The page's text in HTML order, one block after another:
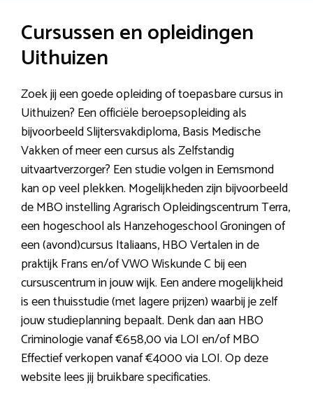
Cursussen en opleidingen
Uithuizen
Zoek jij een goede opleiding of toepasbare cursus in
Uithuizen? Een officiële beroepsopleiding als
bijvoorbeeld Slijtersvakdiploma, Basis Medische
Vakken of meer een cursus als Zelfstandig
uitvaartverzorger? Een studie volgen in Eemsmond
kan op veel plekken. Mogelijkheden zijn bijvoorbeeld
de MBO instelling Agrarisch Opleidingscentrum Terra,
een hogeschool als Hanzehogeschool Groningen of
een (avond)cursus Italiaans, HBO Vertalen in de
praktijk Frans en/of VWO Wiskunde C bij een
cursuscentrum in jouw wijk. Een andere mogelijkheid
is een thuisstudie (met lagere prijzen) waarbij je zelf
jouw studieplanning bepaalt. Denk dan aan HBO
Criminologie vanaf €658,00 via LOI en/of MBO
Effectief verkopen vanaf €4000 via LOI. Op deze
website lees jij bruikbare specificaties.